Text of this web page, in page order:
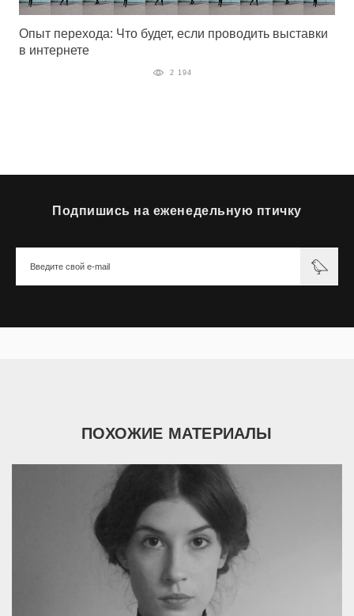
Опыт перехода: Что будет, если проводить выставки
в интернете
2 194
Подпишись на еженедельную птичку
ПОХОЖИЕ МАТЕРИАЛЫ